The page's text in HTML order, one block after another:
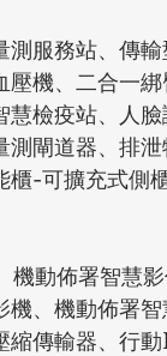
測服務站、傳
壓機、二合一
慧檢疫站、人
測閘道器、排
櫃-可擴充式側
動佈署智慧
機、機動佈署
縮傳輸器、行